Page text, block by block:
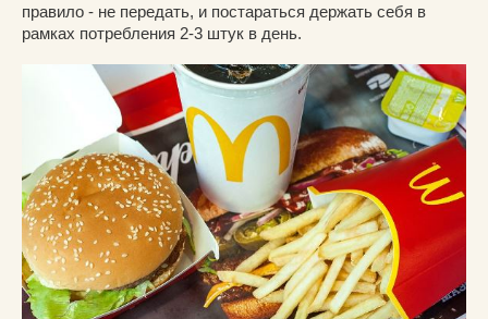
правило - не передать, и постараться держать себя в
рамках потребления 2-3 штук в день.